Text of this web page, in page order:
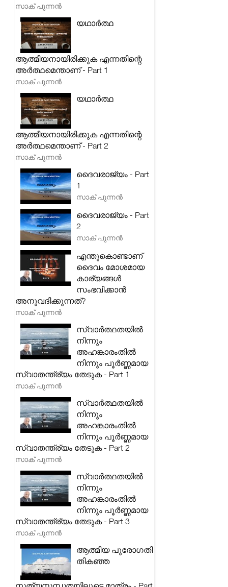
സാക് പുന്നൻ
യഥാർത്ഥ
ആത്മീയനായിരിക്കുക എന്നതിന്റെ
അർത്ഥമെന്താണ് - Part 1
സാക് പുന്നൻ
യഥാർത്ഥ
ആത്മീയനായിരിക്കുക എന്നതിന്റെ
അർത്ഥമെന്താണ് - Part 2
സാക് പുന്നൻ
ദൈവരാജ്യം - Part
1
സാക് പുന്നൻ
ദൈവരാജ്യം - Part
2
സാക് പുന്നൻ
എന്തുകൊണ്ടാണ്
ദൈവം മോശമായ
കാര്യങ്ങൾ
സംഭവിക്കാൻ
അനുവദിക്കുന്നത്?
സാക് പുന്നൻ
സ്വാർത്ഥതയിൽ
നിന്നും
അഹങ്കാരംതിൽ
നിന്നും പൂർണ്ണമായ
സ്വാതന്ത്ര്യം തേടുക - Part 1
സാക് പുന്നൻ
സ്വാർത്ഥതയിൽ
നിന്നും
അഹങ്കാരംതിൽ
നിന്നും പൂർണ്ണമായ
സ്വാതന്ത്ര്യം തേടുക - Part 2
സാക് പുന്നൻ
സ്വാർത്ഥതയിൽ
നിന്നും
അഹങ്കാരംതിൽ
നിന്നും പൂർണ്ണമായ
സ്വാതന്ത്ര്യം തേടുക - Part 3
സാക് പുന്നൻ
ആത്മീയ പുരോഗതി
തികഞ്ഞ